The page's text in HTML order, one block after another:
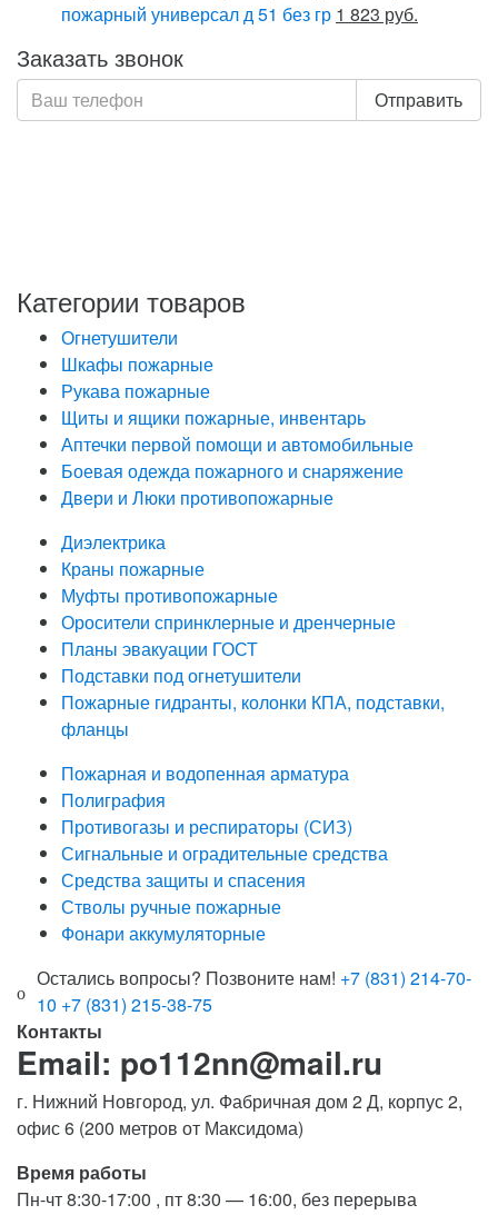
пожарный универсал д 51 без гр 1 823 руб.
Заказать звонок
Отправить
Категории товаров
Огнетушители
Шкафы пожарные
Рукава пожарные
Щиты и ящики пожарные, инвентарь
Аптечки первой помощи и автомобильные
Боевая одежда пожарного и снаряжение
Двери и Люки противопожарные
Диэлектрика
Краны пожарные
Муфты противопожарные
Оросители спринклерные и дренчерные
Планы эвакуации ГОСТ
Подставки под огнетушители
Пожарные гидранты, колонки КПА, подставки,
фланцы
Пожарная и водопенная арматура
Полиграфия
Противогазы и респираторы (СИЗ)
Сигнальные и оградительные средства
Средства защиты и спасения
Стволы ручные пожарные
Фонари аккумуляторные
Остались вопросы? Позвоните нам! +7 (831) 214-70-
10 +7 (831) 215-38-75
Контакты
Email: po112nn@mail.ru
г. Нижний Новгород, ул. Фабричная дом 2 Д, корпус 2,
офис 6 (200 метров от Максидома)
Время работы
Пн-чт 8:30-17:00 , пт 8:30 — 16:00, без перерыва